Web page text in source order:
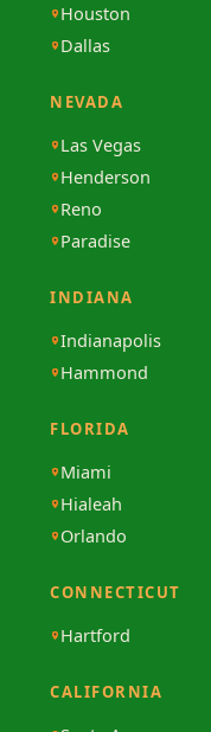
Houston
Dallas
NEVADA
Las Vegas
Henderson
Reno
Paradise
INDIANA
Indianapolis
Hammond
FLORIDA
Miami
Hialeah
Orlando
CONNECTICUT
Hartford
CALIFORNIA